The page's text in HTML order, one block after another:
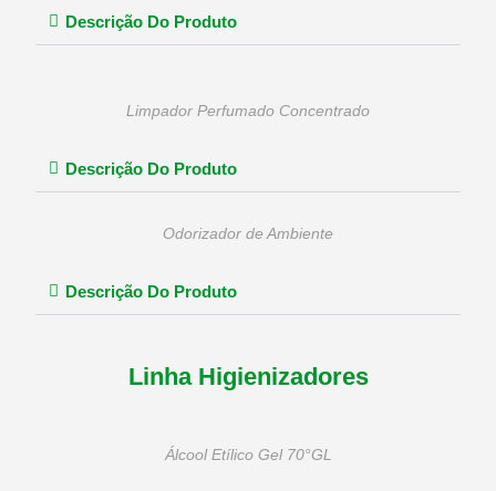
Descrição Do Produto
Limpador Perfumado Concentrado
Descrição Do Produto
Odorizador de Ambiente
Descrição Do Produto
Linha Higienizadores
Álcool Etílico Gel 70°GL